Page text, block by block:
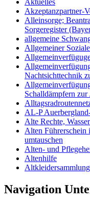
Aktuelles
Akzeptanzpartner-
Alleinsorge;
Sorgeregister
allgemeine
Allgemeiner
Nachtsichttechnik
Schalldämpfern zur
AL-P
Alte Rechte,
Alten Führerschein
umtauschen
Alten- und
Altenhilfe
Navigation